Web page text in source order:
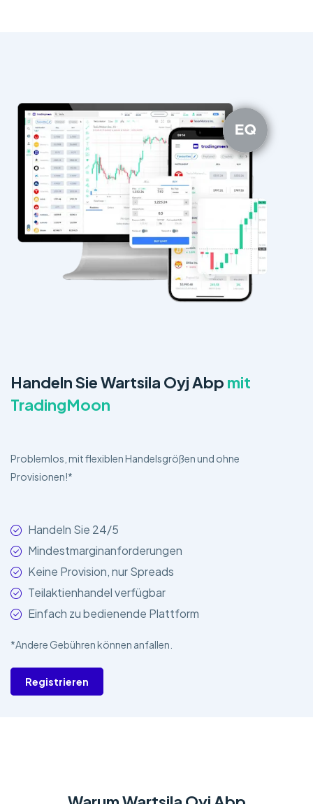
Handeln Sie Wartsila Oyj Abp mit
TradingMoon
Problemlos, mit flexiblen Handelsgrößen und ohne
Provisionen!*
Handeln Sie 24/5
Mindestmarginanforderungen
Keine Provision, nur Spreads
Teilaktienhandel verfügbar
Einfach zu bedienende Plattform
*Andere Gebühren können anfallen.
Registrieren